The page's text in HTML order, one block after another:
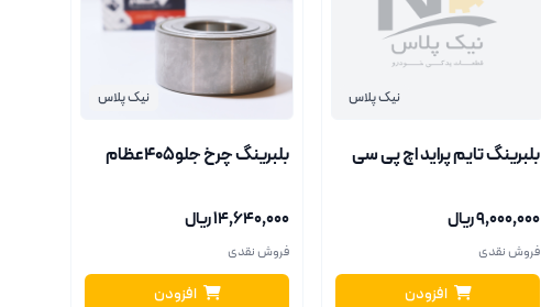
نیک پلاس
بلبرینگ تایم پراید اچ پی سی
۹٬۰۰۰٬۰۰۰ ریال
فروش نقدی
افزودن
نیک پلاس
بلبرینگ چرخ جلو405عظام
۱۴٬۶۴۰٬۰۰۰ ریال
فروش نقدی
افزودن